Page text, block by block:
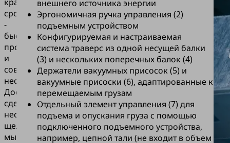
сроки
-
быстро,
просто
и
совершенно
необязательно.
Достаточно
сделать
несколько
щелчков
мышью,
внешнего источника энергии
Эргономичная ручка управления (2)
подъемным устройством
Конфигурируемая и настраиваемая
система траверс из одной несущей балки
(3) и нескольких поперечных балок (4)
Держатели вакуумных присосок (5) и
вакуумные присоски (6), адаптированные к
перемещаемым грузам
Отдельный элемент управления (7) для
подъема и опускания груза с помощью
подключенного подъемного устройства,
например, цепной тали (не входит в объем